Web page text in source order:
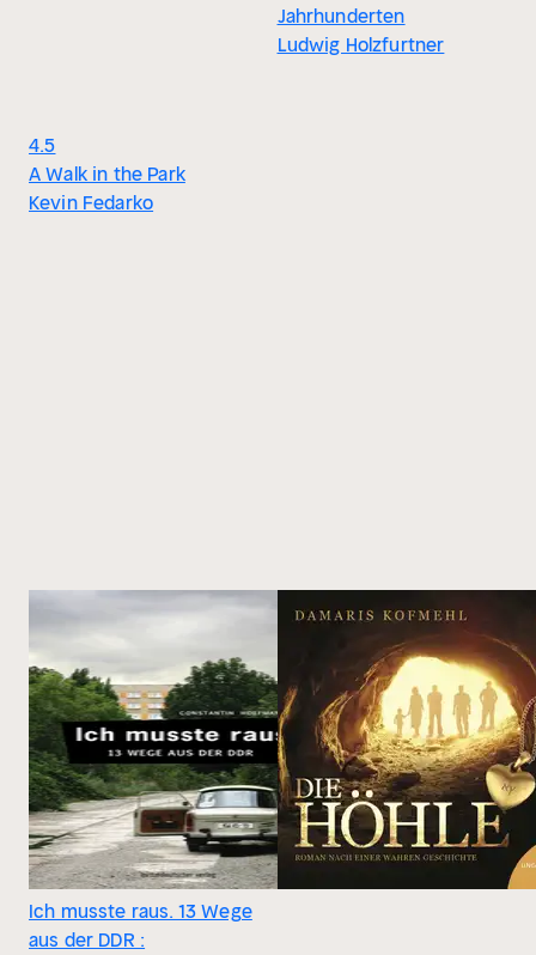
4.5
A Walk in the Park
Kevin Fedarko
Jahrhunderten
Ludwig Holzfurtner
Ich musste raus. 13 Wege
aus der DDR :